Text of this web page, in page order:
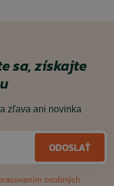
sa, získajte
zľava ani novinka
ODOSLAŤ
osobných